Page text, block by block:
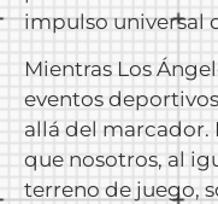
impulso universal
Mientras Los
eventos
allá del marcador.
que nosotros, al
terreno de juego,